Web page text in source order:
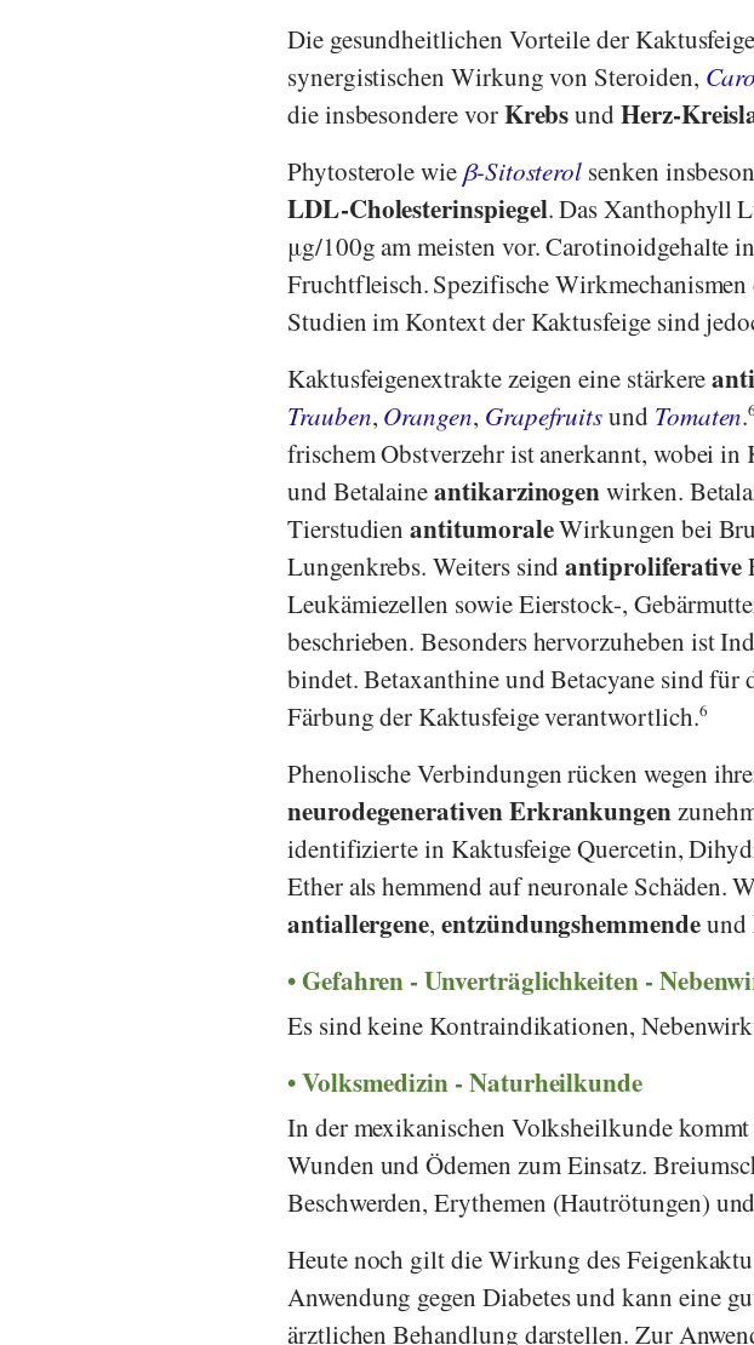
Die gesundheitlichen Vorteile der
synergistischen Wirkung von Steroiden,
die insbesondere vorKrebsundHerz-
Phytosterole wie β-Sitosterol senken
LDL-Cholesterinspiegel. Das Xanthophyll
μg/100g am meisten vor. Carotinoidgehalte
Fruchtfleisch.Spezifische
Studien im Kontext der Kaktusfeige sind
Kaktusfeigenextrakte zeigen eine stärkere
Trauben, Orangen, Grapefruitsund Tomaten.6
frischem Obstverzehr ist anerkannt, wobei
und Betalaineantikarzinogenwirken.
TierstudienantitumoraleWirkungen bei
Lungenkrebs. Weiters sindantiproliferative
Leukämiezellen sowie Eierstock-,
beschrieben. Besonders hervorzuheben ist
bindet. Betaxanthine und Betacyane sind
Färbung der Kaktusfeige verantwortlich.6
Phenolische Verbindungen rücken wegen
neurodegenerativen Erkrankungen
identifizierte in Kaktusfeige Quercetin,
Ether als hemmend auf neuronale Schäden.
antiallergene,entzündungshemmendeund
Gefahren - Unverträglichkeiten -
Es sind keine Kontraindikationen,
Volksmedizin - Naturheilkunde
In der mexikanischen Volksheilkunde
Wunden und Ödemen zum Einsatz.
Beschwerden, Erythemen (Hautrötungen)
Heute noch gilt die Wirkung des
Anwendung gegen Diabetes und kann eine
ärztlichen Behandlung darstellen. Zur